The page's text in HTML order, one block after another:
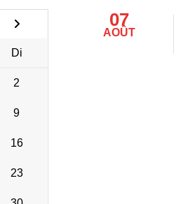
Di
2
9
16
23
07
AOÛT